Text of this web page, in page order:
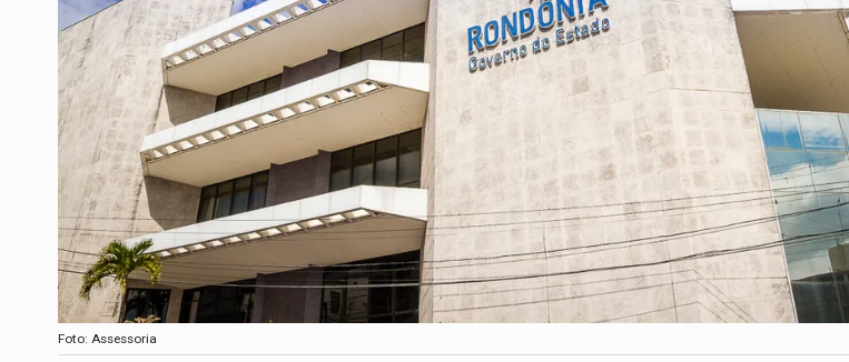
Foto: Assessoria